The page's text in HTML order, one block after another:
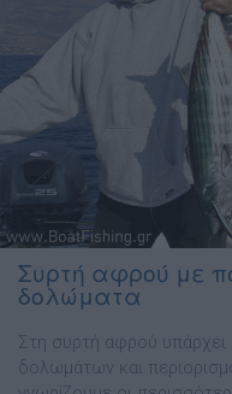
Συρτή αφρού με
δολώματα
Στη συρτή αφρού
δολωµάτων και